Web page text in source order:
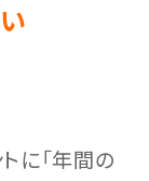
に「年間の